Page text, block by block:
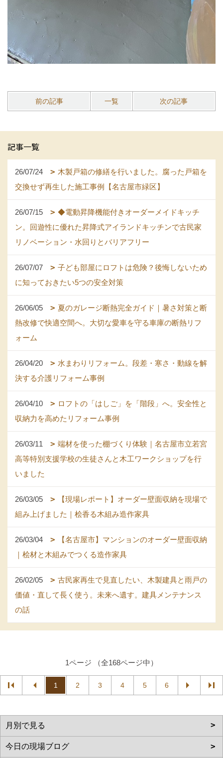
前の記事 一覧 次の記事
記事一覧
26/07/24
木製戸箱の修繕を行いました。腐った戸箱を
交換せず再生した施工事例【名古屋市緑区】
26/07/15
◆電動昇降機能付きオーダーメイドキッチ
ン。回遊性に優れた昇降式アイランドキッチンで古民家
リノベーション・水回りとバリアフリー
26/07/07
子ども部屋にロフトは危険？後悔しないため
に知っておきたい5つの安全対策
26/06/05
夏のガレージ断熱完全ガイド｜暑さ対策と断
熱改修で快適空間へ。大切な愛車を守る車庫の断熱リフ
ォーム
26/04/20
水まわりリフォーム。段差・寒さ・動線を解
決する介護リフォーム事例
26/04/10
ロフトの「はしご」を「階段」へ。安全性と
収納力を高めたリフォーム事例
26/03/11
端材を使った棚づくり体験｜名古屋市立若宮
高等特別支援学校の生徒さんと木工ワークショップを行
いました
26/03/05
【現場レポート】オーダー壁面収納を現場で
組み上げました｜桧香る木組み造作家具
26/03/04
【名古屋市】マンションのオーダー壁面収納
｜桧材と木組みでつくる造作家具
26/02/05
古民家再生で見直したい、木製建具と雨戸の
価値・直して長く使う。未来へ遺す。建具メンテナンス
の話
1ページ （全168ページ中）
1 2 3 4 5 6